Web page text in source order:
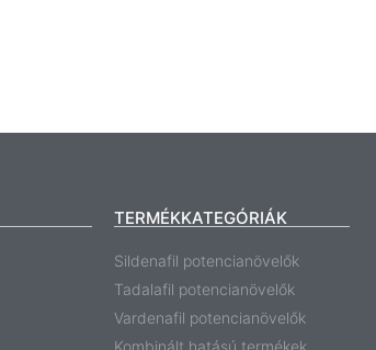
TERMÉKKATEGÓRIÁK
Sildenafil potencianövelők
Tadalafil potencianövelők
Vardenafil potencianövelők
Kombinált hatású termékek